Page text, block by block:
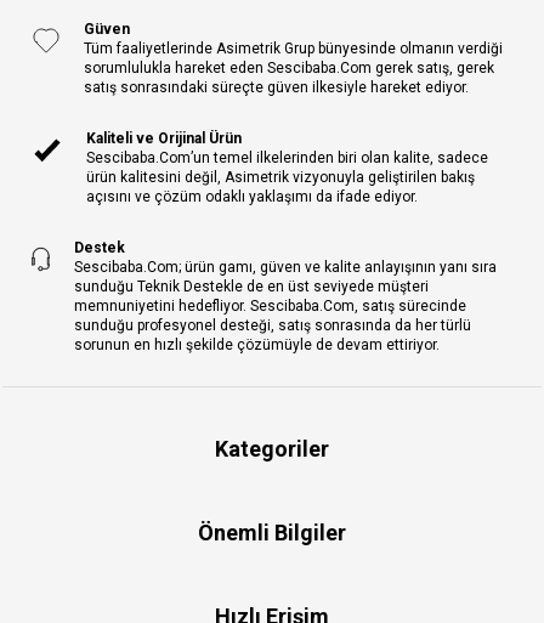
Güven
Tüm faaliyetlerinde Asimetrik Grup bünyesinde olmanın verdiği
sorumlulukla hareket eden Sescibaba.Com gerek satış, gerek
satış sonrasındaki süreçte güven ilkesiyle hareket ediyor.
Kaliteli ve Orijinal Ürün
Sescibaba.Com’un temel ilkelerinden biri olan kalite, sadece
ürün kalitesini değil, Asimetrik vizyonuyla geliştirilen bakış
açısını ve çözüm odaklı yaklaşımı da ifade ediyor.
Destek
Sescibaba.Com; ürün gamı, güven ve kalite anlayışının yanı sıra
sunduğu Teknik Destekle de en üst seviyede müşteri
memnuniyetini hedefliyor. Sescibaba.Com, satış sürecinde
sunduğu profesyonel desteği, satış sonrasında da her türlü
sorunun en hızlı şekilde çözümüyle de devam ettiriyor.
Kategoriler
Önemli Bilgiler
Hızlı Erişim